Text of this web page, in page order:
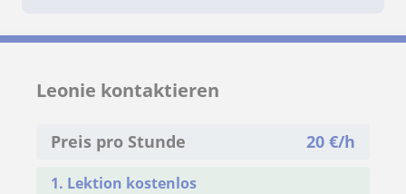
Leonie kontaktieren
Preis pro Stunde 20€/h
1. Lektion kostenlos